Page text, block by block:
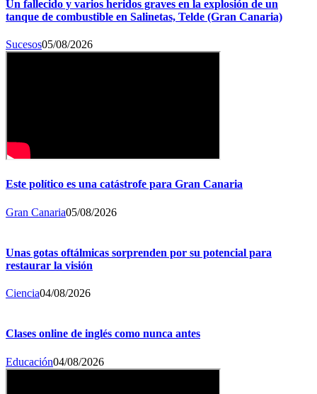
Un fallecido y varios heridos graves en la explosión de un
tanque de combustible en Salinetas, Telde (Gran Canaria)
Sucesos05/08/2026
Este político es una catástrofe para Gran Canaria
Gran Canaria05/08/2026
Unas gotas oftálmicas sorprenden por su potencial para
restaurar la visión
Ciencia04/08/2026
Clases online de inglés como nunca antes
Educación04/08/2026